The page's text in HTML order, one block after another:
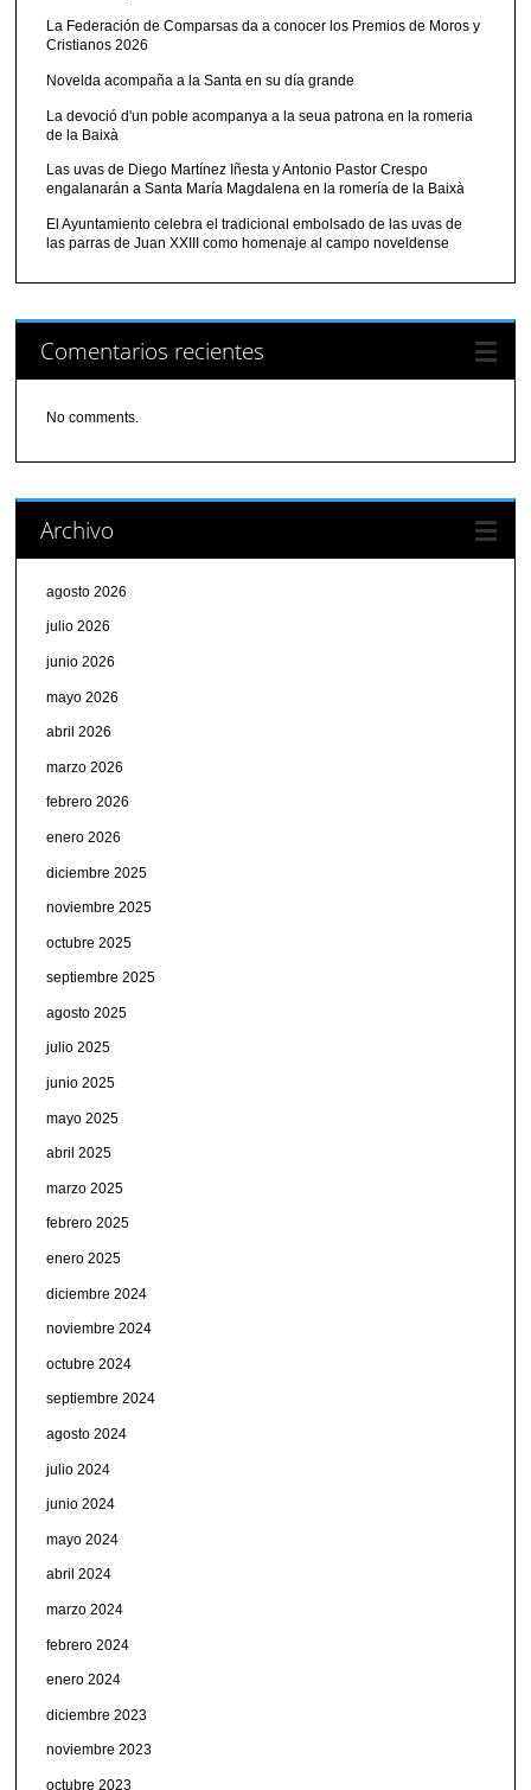
La Federación de Comparsas da a conocer los Premios de Moros y
Cristianos 2026
Novelda acompaña a la Santa en su día grande
La devoció d'un poble acompanya a la seua patrona en la romeria
de la Baixà
Las uvas de Diego Martínez Iñesta y Antonio Pastor Crespo
engalanarán a Santa María Magdalena en la romería de la Baixà
El Ayuntamiento celebra el tradicional embolsado de las uvas de
las parras de Juan XXIII como homenaje al campo noveldense
Comentarios recientes
No comments.
Archivo
agosto 2026
julio 2026
junio 2026
mayo 2026
abril 2026
marzo 2026
febrero 2026
enero 2026
diciembre 2025
noviembre 2025
octubre 2025
septiembre 2025
agosto 2025
julio 2025
junio 2025
mayo 2025
abril 2025
marzo 2025
febrero 2025
enero 2025
diciembre 2024
noviembre 2024
octubre 2024
septiembre 2024
agosto 2024
julio 2024
junio 2024
mayo 2024
abril 2024
marzo 2024
febrero 2024
enero 2024
diciembre 2023
noviembre 2023
octubre 2023